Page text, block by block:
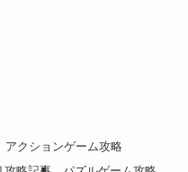
アクションゲーム攻略